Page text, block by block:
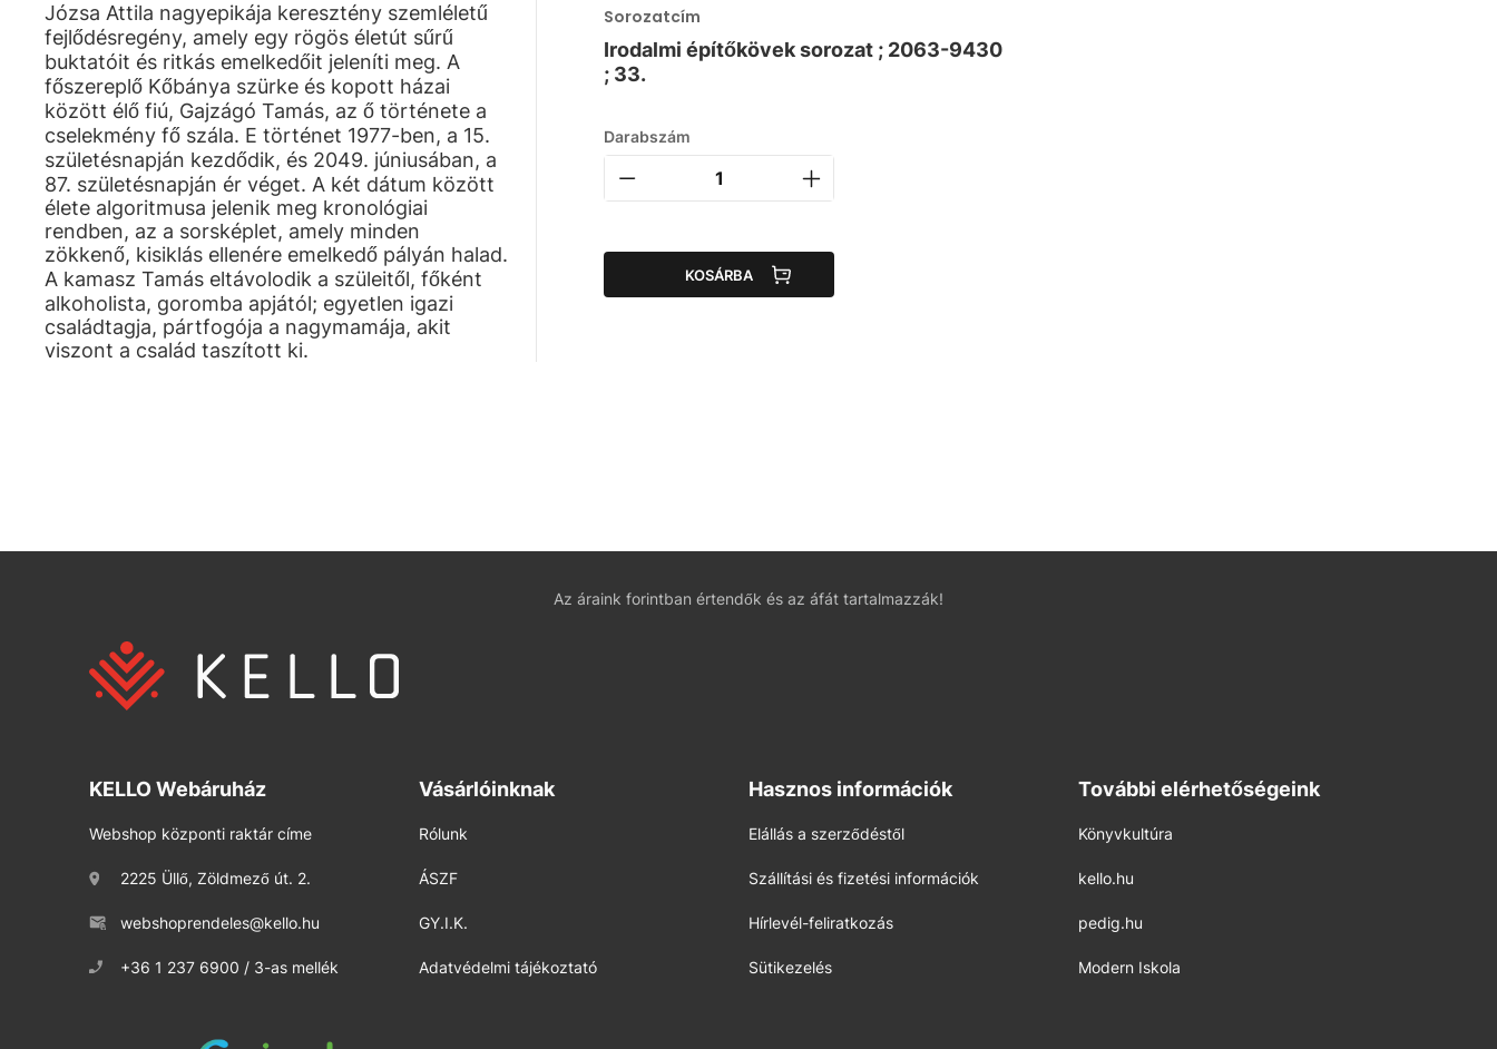
Józsa Attila nagyepikája keresztény szemléletű
fejlődésregény, amely egy rögös életút sűrű
buktatóit és ritkás emelkedőit jeleníti meg. A
főszereplő Kőbánya szürke és kopott házai
között élő fiú, Gajzágó Tamás, az ő története a
cselekmény fő szála. E történet 1977-ben, a 15.
születésnapján kezdődik, és 2049. júniusában, a
87. születésnapján ér véget. A két dátum között
élete algoritmusa jelenik meg kronológiai
rendben, az a sorsképlet, amely minden
zökkenő, kisiklás ellenére emelkedő pályán halad.
A kamasz Tamás eltávolodik a szüleitől, főként
alkoholista, goromba apjától; egyetlen igazi
családtagja, pártfogója a nagymamája, akit
viszont a család taszított ki.
Sorozatcím
Irodalmi építőkövek sorozat ; 2063-9430
; 33.
Darabszám
KOSÁRBA
Az áraink forintban értendők és az áfát tartalmazzák!
KELLO Webáruház
Webshop központi raktár címe
2225 Üllő, Zöldmező út. 2.
webshoprendeles@kello.hu
+36 1 237 6900 / 3-as mellék
Vásárlóinknak
Rólunk
ÁSZF
GY.I.K.
Adatvédelmi tájékoztató
Hasznos információk
Elállás a szerződéstől
Szállítási és fizetési információk
Hírlevél-feliratkozás
Sütikezelés
További elérhetőségeink
Könyvkultúra
kello.hu
pedig.hu
Modern Iskola